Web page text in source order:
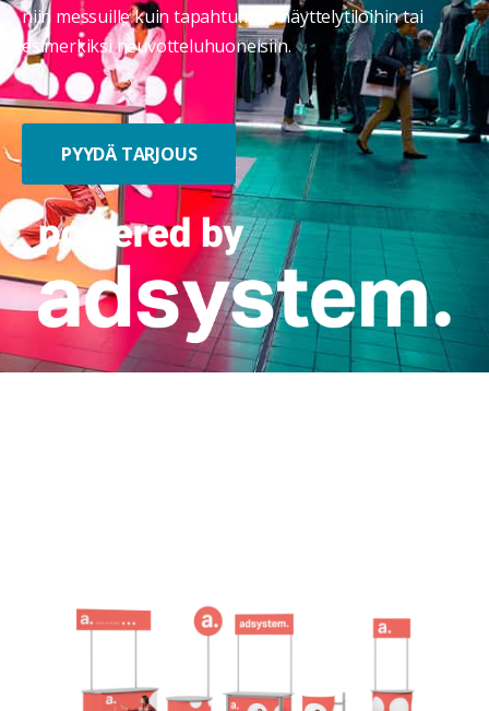
niin messuille kuin tapahtumiin, näyttelytiloihin tai
esimerkiksi neuvotteluhuoneisiin.
PYYDÄ TARJOUS